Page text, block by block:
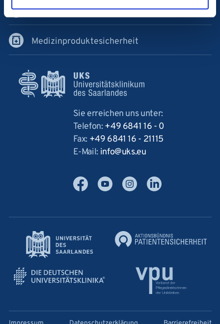
AB Patientensicherheit
Medizinproduktesicherheit
Sie erreichen uns unter:
Telefon:+49 6841 16 - 0
Fax: +49 6841 16 - 21115
E-Mail: info ukseu